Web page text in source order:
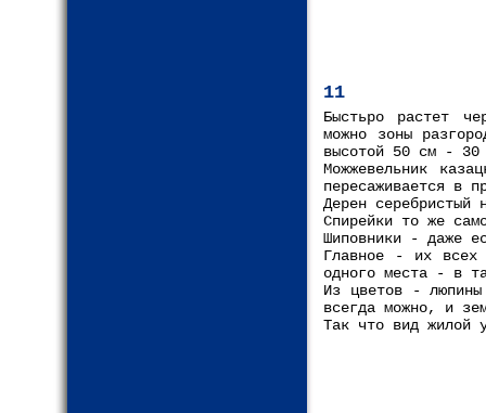
11
Быстьро растет
можно зоны
высотой 50 см - 30
Можжевельник
пересаживается в
Дерен серебристый
Спирейки то же
Шиповники - даже
Главное - их всех
одного места - в
Из цветов - люпины
всегда можно, и
Так что вид жилой